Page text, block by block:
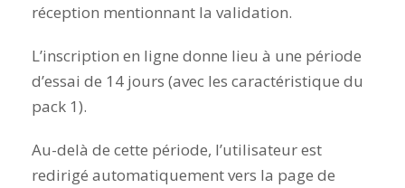
réception mentionnant la validation.
L’inscription en ligne donne lieu à une période
d’essai de 14 jours (avec les caractéristique du
pack 1).
Au-delà de cette période, l’utilisateur est
redirigé automatiquement vers la page de